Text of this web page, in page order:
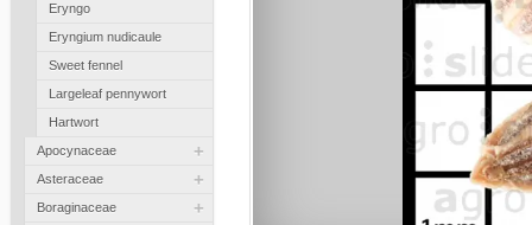
Eryngo
Eryngium nudicaule
Sweet fennel
Largeleaf pennywort
Hartwort
Apocynaceae +
Asteraceae +
Boraginaceae +